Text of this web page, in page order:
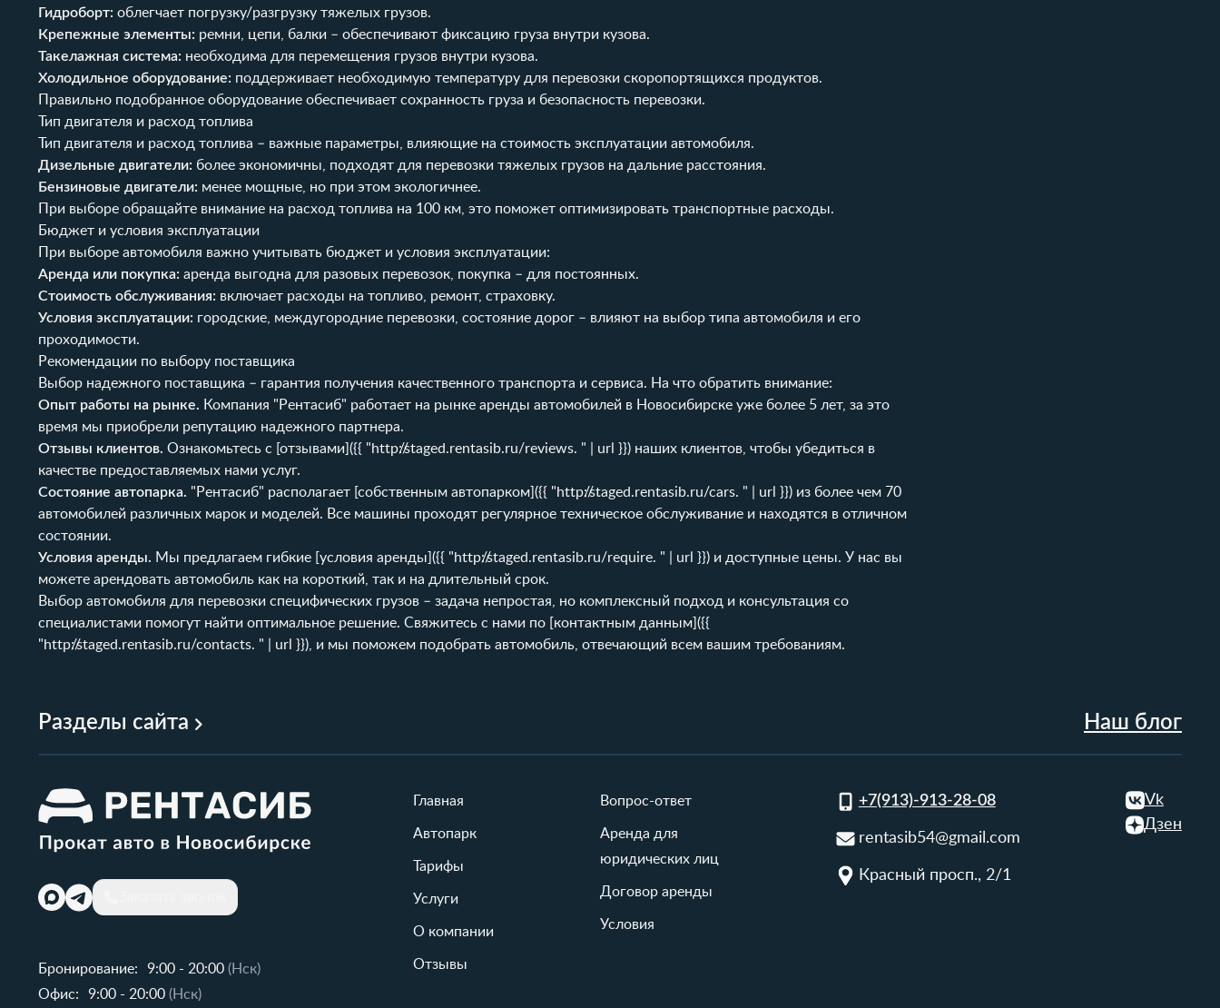
Гидроборт: облегчает погрузку/разгрузку тяжелых грузов.
Крепежные элементы: ремни, цепи, балки – обеспечивают фиксацию груза внутри кузова.
Такелажная система: необходима для перемещения грузов внутри кузова.
Холодильное оборудование: поддерживает необходимую температуру для перевозки скоропортящихся продуктов.
Правильно подобранное оборудование обеспечивает сохранность груза и безопасность перевозки.
Тип двигателя и расход топлива
Тип двигателя и расход топлива – важные параметры, влияющие на стоимость эксплуатации автомобиля.
Дизельные двигатели: более экономичны, подходят для перевозки тяжелых грузов на дальние расстояния.
Бензиновые двигатели: менее мощные, но при этом экологичнее.
При выборе обращайте внимание на расход топлива на 100 км, это поможет оптимизировать транспортные расходы.
Бюджет и условия эксплуатации
При выборе автомобиля важно учитывать бюджет и условия эксплуатации:
Аренда или покупка: аренда выгодна для разовых перевозок, покупка – для постоянных.
Стоимость обслуживания: включает расходы на топливо, ремонт, страховку.
Условия эксплуатации: городские, междугородние перевозки, состояние дорог – влияют на выбор типа автомобиля и его
проходимости.
Рекомендации по выбору поставщика
Выбор надежного поставщика – гарантия получения качественного транспорта и сервиса. На что обратить внимание:
Опыт работы на рынке. Компания "Рентасиб" работает на рынке аренды автомобилей в Новосибирске уже более 5 лет, за это
время мы приобрели репутацию надежного партнера.
Отзывы клиентов. Ознакомьтесь с [отзывами]({{ "http://staged.rentasib.ru/reviews. " | url }}) наших клиентов, чтобы убедиться в
качестве предоставляемых нами услуг.
Состояние автопарка. "Рентасиб" располагает [собственным автопарком]({{ "http://staged.rentasib.ru/cars. " | url }}) из более чем 70
автомобилей различных марок и моделей. Все машины проходят регулярное техническое обслуживание и находятся в отличном
состоянии.
Условия аренды. Мы предлагаем гибкие [условия аренды]({{ "http://staged.rentasib.ru/require. " | url }}) и доступные цены. У нас вы
можете арендовать автомобиль как на короткий, так и на длительный срок.
Выбор автомобиля для перевозки специфических грузов – задача непростая, но комплексный подход и консультация со
специалистами помогут найти оптимальное решение. Свяжитесь с нами по [контактным данным]({{
"http://staged.rentasib.ru/contacts. " | url }}), и мы поможем подобрать автомобиль, отвечающий всем вашим требованиям.
Разделы сайта Наш блог
Бронирование: 9:00 - 20:00 (Нск)
Офис:
9:00 - 20:00 (Нск)
Главная
Автопарк
Тарифы
Услуги
О компании
Отзывы
Вопрос-ответ
Аренда для
юридических лиц
Договор аренды
Условия
+7(913)-913-28-08
rentasib54@gmail.com
Красный просп., 2/1
Vk
Дзен